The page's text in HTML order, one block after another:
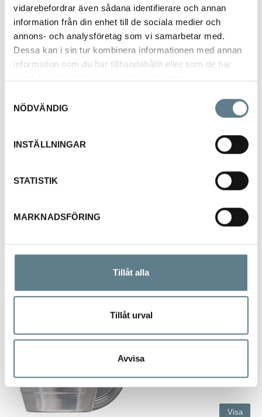
vidarebefordrar även sådana identifierare och annan
information från din enhet till de sociala medier och
annons- och analysföretag som vi samarbetar med.
Dessa kan i sin tur kombinera informationen med annan
information som du har tillhandahållit eller som de har
NÖDVÄNDIG
INSTÄLLNINGAR
STATISTIK
MARKNADSFÖRING
Tillåt alla
Tillåt urval
Avvisa
Tillverkad av PP
Visa
Måttsats rf 4-delar
Måttsats i 4 delar, dl +
msk + tsk + krm.
Visa
decilitermått 0,1 l
18/10.
Visa